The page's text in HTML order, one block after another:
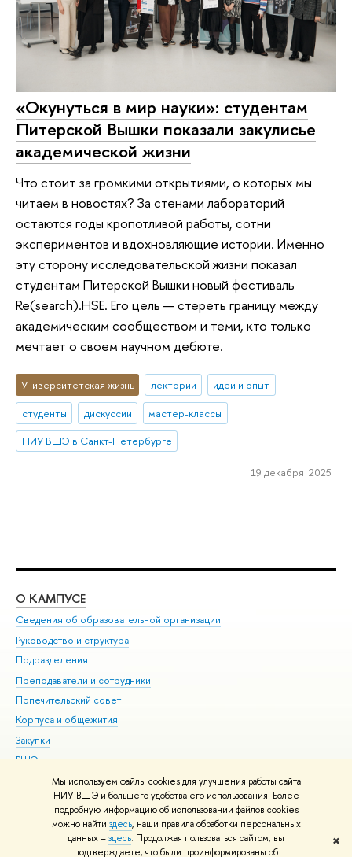
Мы используем файлы cookies для улучшения работы сайта
НИУ ВШЭ и большего удобства его использования. Более
подробную информацию об использовании файлов cookies
можно найти здесь, наши правила обработки персональных
данных –здесь. Продолжая пользоваться сайтом, вы
подтверждаете, что были проинформированы об
✖
«Окунуться в мир науки»: студентам
Питерской Вышки показали закулисье
академической жизни
Что стоит за громкими открытиями, о которых мы
читаем в новостях? За стенами лабораторий
остаются годы кропотливой работы, сотни
экспериментов и вдохновляющие истории. Именно
эту сторону исследовательской жизни показал
студентам Питерской Вышки новый фестиваль
Re(search).HSE. Его цель — стереть границу между
академическим сообществом и теми, кто только
мечтает о своем научном дебюте.
Университетская жизнь лектории
идеи и опыт
студенты
дискуссии
мастер-классы
НИУ ВШЭ в Санкт-Петербурге
19 декабря 2025
О КАМПУСЕ
Сведения об образовательной организации
Руководство и структура
Подразделения
Преподаватели и сотрудники
Попечительский совет
Корпуса и общежития
Закупки
ВШЭ для студентов с ограниченными возможностями
здоровья и инвалидностью
Версия для слабовидящих
Единая платежная страница